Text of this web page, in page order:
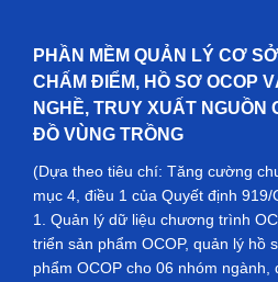
PHẦN MỀM QUẢN LÝ CƠ
CHẤM ĐIỂM, HỒ SƠ OCOP
NGHỀ, TRUY XUẤT NGUỒN
ĐỒ VÙNG TRỒNG
(Dựa theo tiêu chí: Tăng cường
mục 4, điều 1 của Quyết định
1. Quản lý dữ liệu chương trình
triển sản phẩm OCOP, quản lý hồ
phẩm OCOP cho 06 nhóm ngành,